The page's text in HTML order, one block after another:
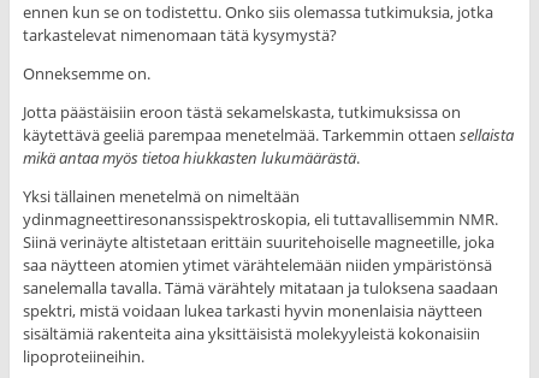
ennen kun se on todistettu. Onko siis olemassa tutkimuksia, jotka
tarkastelevat nimenomaan tätä kysymystä?
Onneksemme on.
Jotta päästäisiin eroon tästä sekamelskasta, tutkimuksissa on
käytettävä geeliä parempaa menetelmää. Tarkemmin ottaen sellaista
mikä antaa myös tietoa hiukkasten lukumäärästä.
Yksi tällainen menetelmä on nimeltään
ydinmagneettiresonanssispektroskopia, eli tuttavallisemmin NMR.
Siinä verinäyte altistetaan erittäin suuritehoiselle magneetille, joka
saa näytteen atomien ytimet värähtelemään niiden ympäristönsä
sanelemalla tavalla. Tämä värähtely mitataan ja tuloksena saadaan
spektri, mistä voidaan lukea tarkasti hyvin monenlaisia näytteen
sisältämiä rakenteita aina yksittäisistä molekyyleistä kokonaisiin
lipoproteiineihin.